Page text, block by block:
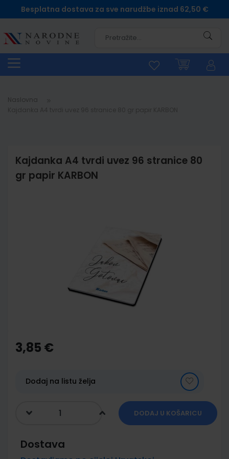
Besplatna dostava za sve narudžbe iznad 62,50 €
Naslovna
Kajdanka A4 tvrdi uvez 96 stranice 80
gr papir KARBON
the
beginning
gallery
3,85 €
Dodaj na listu želja
DODAJ U KOŠARICU
Dostava